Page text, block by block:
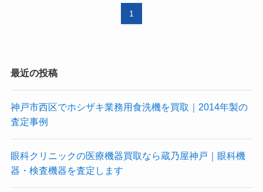
1
最近の投稿
神戸市西区でホシザキ業務用食洗機を買取｜2014年製の
査定事例
眼科クリニックの医療機器買取なら蔵乃屋神戸｜眼科機
器・検査機器を査定します